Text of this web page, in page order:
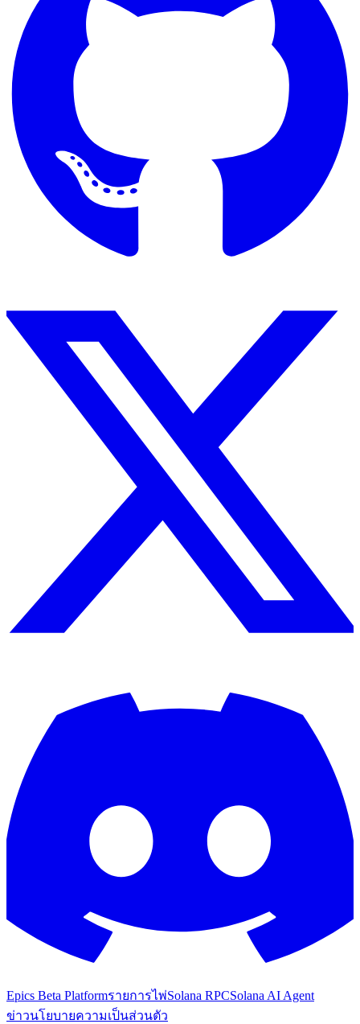
Epics Beta Platformรายการไพ่Solana RPCSolana AI Agent
ข่าวนโยบายความเป็นส่วนตัว